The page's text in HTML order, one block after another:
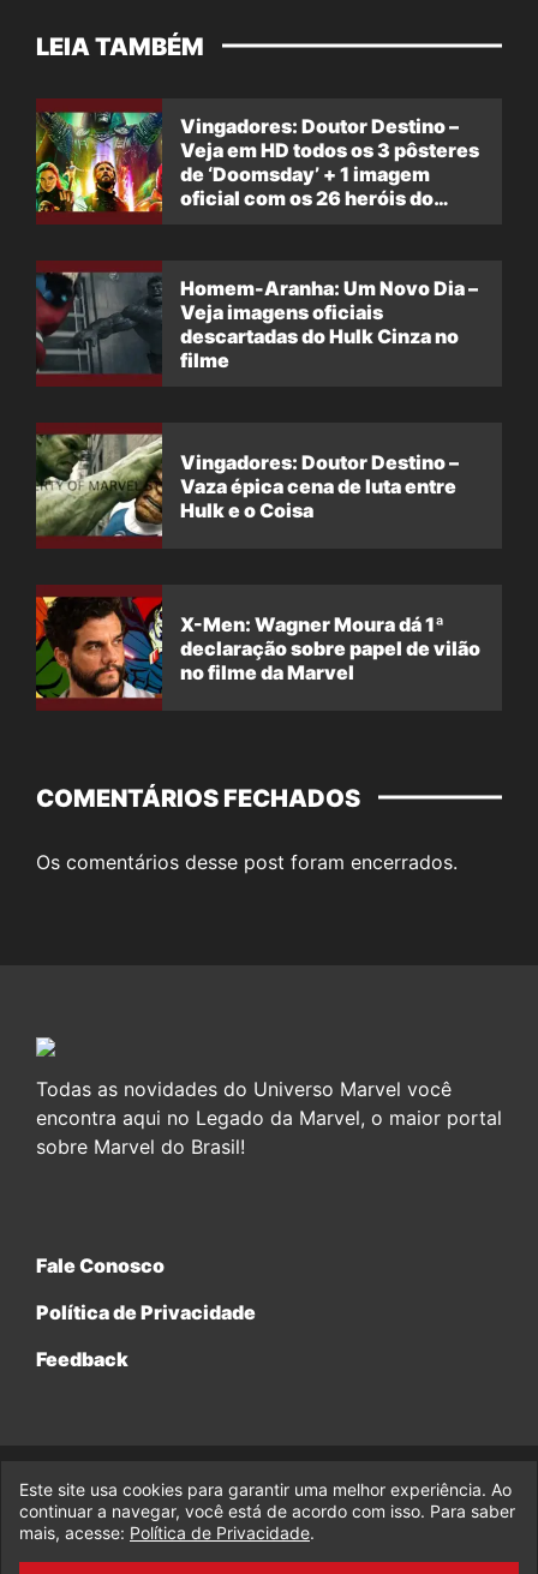
LEIA TAMBÉM
Vingadores: Doutor Destino –
Veja em HD todos os 3 pôsteres
de ‘Doomsday’ + 1 imagem
oficial com os 26 heróis do
Homem-Aranha: Um Novo Dia –
Veja imagens oficiais
descartadas do Hulk Cinza no
filme
Vingadores: Doutor Destino –
Vaza épica cena de luta entre
Hulk e o Coisa
X-Men: Wagner Moura dá 1ª
declaração sobre papel de vilão
no filme da Marvel
COMENTÁRIOS FECHADOS
Os comentários desse post foram encerrados.
Todas as novidades do Universo Marvel você
encontra aqui no Legado da Marvel, o maior portal
sobre Marvel do Brasil!
Fale Conosco
Política de Privacidade
Feedback
© 2017-2026 Legado da Marvel, uma empresa da Legado
Enterprises.
fabiolobo
Este site usa cookies para garantir uma melhor experiência. Ao
continuar a navegar, você está de acordo com isso. Para saber
mais, acesse: Política de Privacidade.